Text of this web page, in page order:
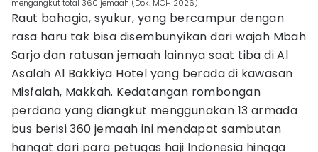
mengangkut total 360 jemaah (Dok. MCH 2026)
Raut bahagia, syukur, yang bercampur dengan
rasa haru tak bisa disembunyikan dari wajah Mbah
Sarjo dan ratusan jemaah lainnya saat tiba di Al
Asalah Al Bakkiya Hotel yang berada di kawasan
Misfalah, Makkah. Kedatangan rombongan
perdana yang diangkut menggunakan 13 armada
bus berisi 360 jemaah ini mendapat sambutan
hangat dari para petugas haji Indonesia hingga